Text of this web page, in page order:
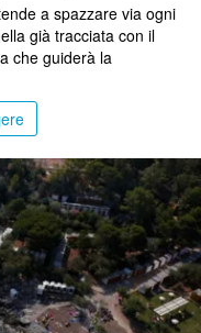
a spazzare via ogni
già tracciata con il
che guiderà la